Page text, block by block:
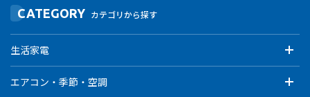
CATEGORY カテゴリから探す
生活家電
エアコン・季節・空調